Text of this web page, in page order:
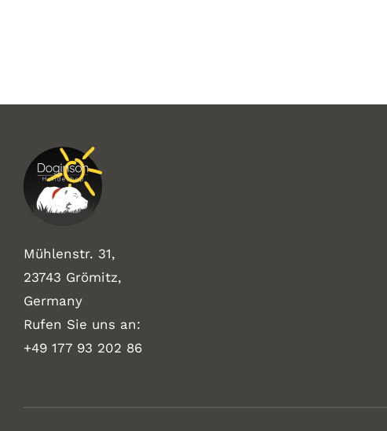
Mühlenstr. 31,
23743 Grömitz,
Germany
Rufen Sie uns an:
+49 177 93 202 86